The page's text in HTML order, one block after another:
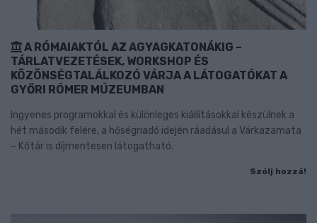
A RÓMAIAKTÓL AZ AGYAGKATONÁKIG –
TÁRLATVEZETÉSEK, WORKSHOP ÉS
KÖZÖNSÉGTALÁLKOZÓ VÁRJA A LÁTOGATÓKAT A
GYŐRI RÓMER MÚZEUMBAN
Ingyenes programokkal és különleges kiállításokkal készülnek a
hét második felére, a hőségriadó idején ráadásul a Várkazamata
– Kőtár is díjmentesen látogatható.
Szólj hozzá!